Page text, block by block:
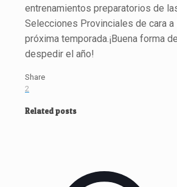
entrenamientos preparatorios de
Selecciones Provinciales de cara a
próxima temporada.¡Buena forma de
despedir el año!
Share
2
Related posts